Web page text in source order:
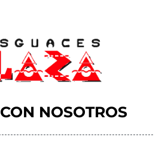
CON NOSOTROS